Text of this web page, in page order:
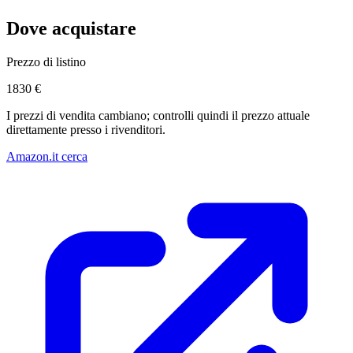
Dove acquistare
Prezzo di listino
1830 €
I prezzi di vendita cambiano; controlli quindi il prezzo attuale
direttamente presso i rivenditori.
Amazon.it cerca